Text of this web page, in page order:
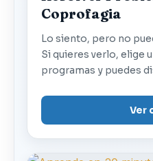
Coprofagia
Lo siento, pero no
Si quieres verlo, elige
programas y puedes
Ver